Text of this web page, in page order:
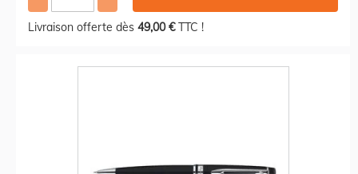
Livraison offerte dès 49,00 €TTC !